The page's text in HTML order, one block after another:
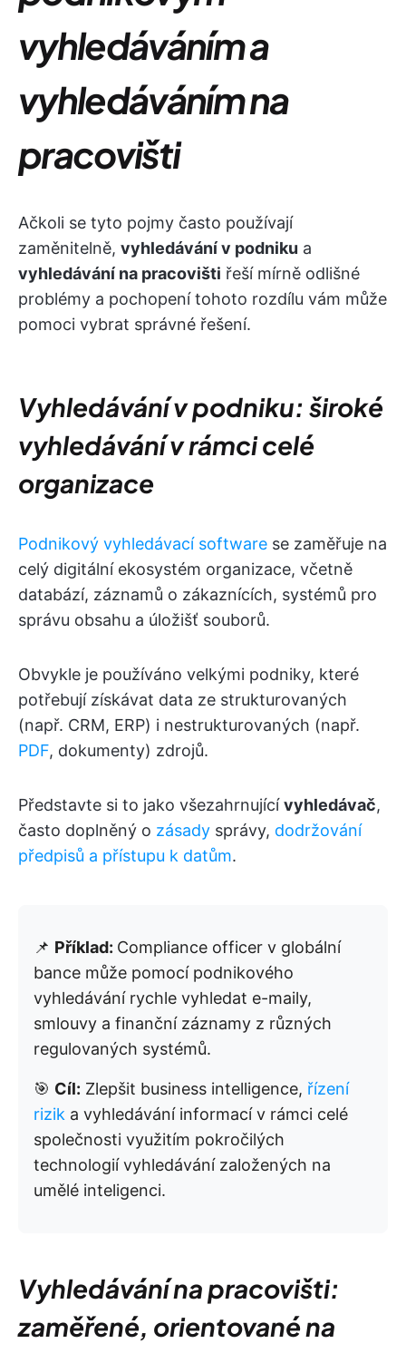
vyhledáváním a
vyhledáváním na
pracovišti
Ačkoli se tyto pojmy často používají
zaměnitelně, vyhledávání v podniku a
vyhledávání na pracovišti řeší mírně odlišné
problémy a pochopení tohoto rozdílu vám může
pomoci vybrat správné řešení.
Vyhledávání v podniku: široké
vyhledávání v rámci celé
organizace
Podnikový vyhledávací software se zaměřuje na
celý digitální ekosystém organizace, včetně
databází, záznamů o zákaznících, systémů pro
správu obsahu a úložišť souborů.
Obvykle je používáno velkými podniky, které
potřebují získávat data ze strukturovaných
(např. CRM, ERP) i nestrukturovaných (např.
PDF, dokumenty) zdrojů.
Představte si to jako všezahrnujícívyhledávač,
často doplněný o zásady správy, dodržování
předpisů a přístupu k datům.
📌 Příklad: Compliance officer v globální
bance může pomocí podnikového
vyhledávání rychle vyhledat e-maily,
smlouvy a finanční záznamy z různých
regulovaných systémů.
🎯 Cíl: Zlepšit business intelligence, řízení
rizik a vyhledávání informací v rámci celé
společnosti využitím pokročilých
technologií vyhledávání založených na
umělé inteligenci.
Vyhledávání na pracovišti:
zaměřené, orientované na